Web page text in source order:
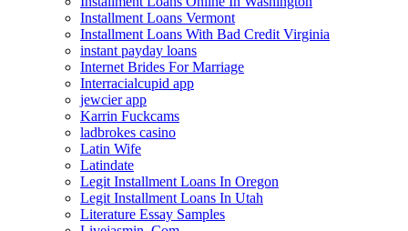
Installment Loans Vermont
Installment Loans With Bad Credit Virginia
instant payday loans
Internet Brides For Marriage
Interracialcupid app
jewcier app
Karrin Fuckcams
ladbrokes casino
Latin Wife
Latindate
Legit Installment Loans In Oregon
Legit Installment Loans In Utah
Literature Essay Samples